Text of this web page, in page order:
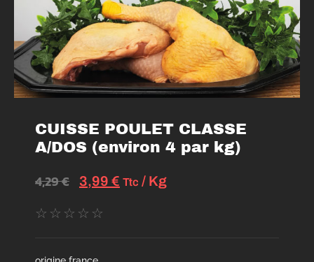
CUISSE POULET CLASSE
A/DOS (environ 4 par kg)
4,29€ 3,99 € Ttc / Kg
☆ ☆ ☆ ☆ ☆